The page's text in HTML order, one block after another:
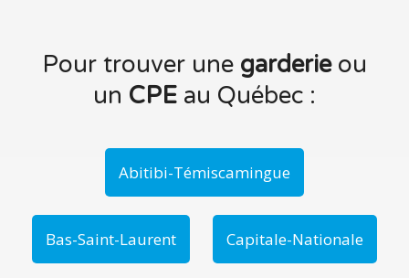
Pour trouver une garderieou
un CPE au Québec :
Abitibi-Témiscamingue
Bas-Saint-Laurent Capitale-Nationale